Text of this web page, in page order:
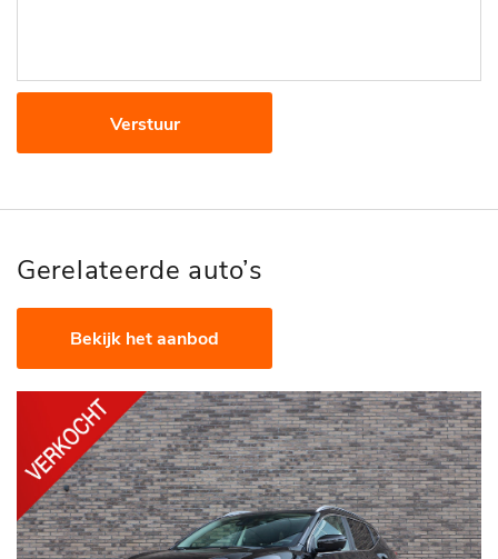
Verstuur
Gerelateerde auto’s
Bekijk het aanbod